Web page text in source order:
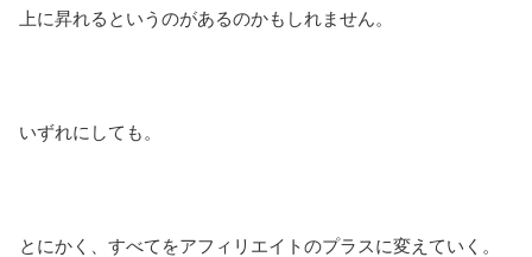
上に昇れるというのがあるのかもしれません。
いずれにしても。
とにかく、すべてをアフィリエイトのプラスに変えていく。